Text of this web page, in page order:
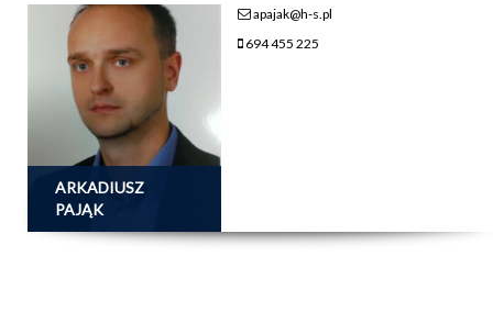
ARKADIUSZ
PAJĄK
apajak@h-s.pl
694 455 225